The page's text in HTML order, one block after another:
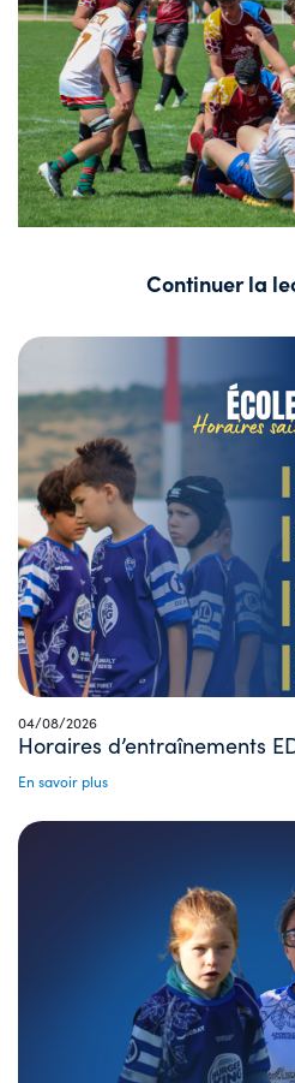
Continuer la
04/08/2026
Horaires d’entraînements
En savoir plus